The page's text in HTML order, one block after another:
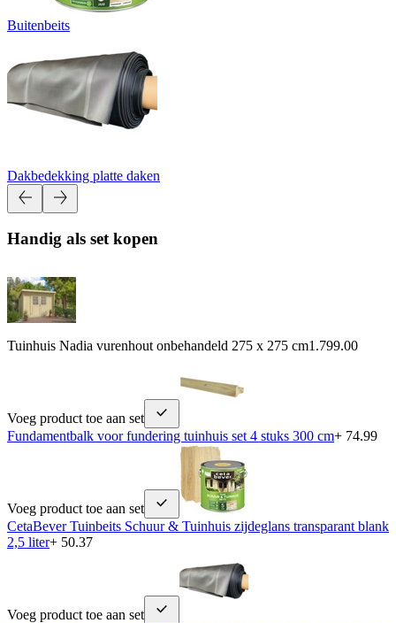
Buitenbeits
Dakbedekking platte daken
Handig als set kopen
Tuinhuis Nadia vurenhout onbehandeld 275 x 275 cm1.799.00
Voeg product toe aan set
Fundamentbalk voor fundering tuinhuis set 4 stuks 300 cm+ 74.99
Voeg product toe aan set
CetaBever Tuinbeits Schuur & Tuinhuis zijdeglans transparant blank
2,5 liter+ 50.37
Voeg product toe aan set